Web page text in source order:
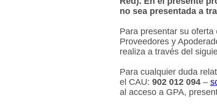
no sea presentada a
Para presentar su
Proveedores y
realiza a través del
Para cualquier duda
el CAU: 902 012 094 –
al acceso a GPA,